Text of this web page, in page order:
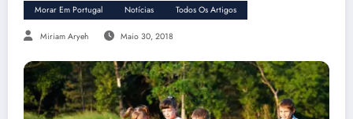
Morar Em Portugal Notícias Todos Os Artigos
Miriam Aryeh Maio 30, 2018